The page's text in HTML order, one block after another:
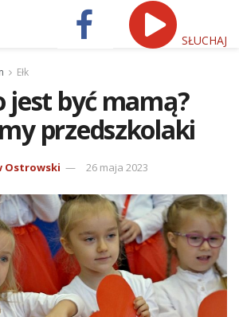
SŁUCHAJ
Ełk
jest być mamą?
przedszkolaki
Ostrowski 26 maja 2023